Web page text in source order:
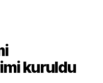
kuruldu